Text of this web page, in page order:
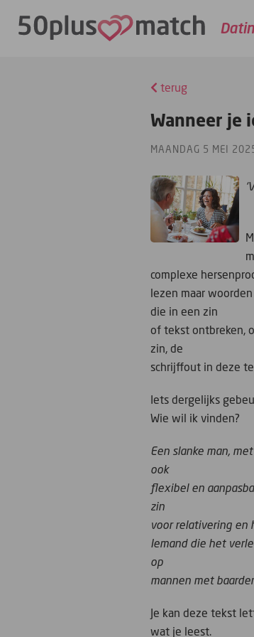
terug
Wanneer je
MAANDAG 5 MEI
complexe
lezen maar
die in een zin
of tekst ontbreken,
zin, de
schrijffout in deze
Iets dergelijks
Wie wil ik vinden?
Een slanke man,
ook
flexibel en
zin
voor relativering en
Iemand die het
op
mannen met
Je kan deze tekst
wat je leest.